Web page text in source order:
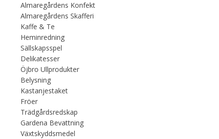
Almaregårdens Konfekt
Almaregårdens Skafferi
Kaffe & Te
Heminredning
Sällskapsspel
Delikatesser
Öjbro Ullprodukter
Belysning
Kastanjestaket
Fröer
Trädgårdsredskap
Gardena Bevattning
Växtskyddsmedel